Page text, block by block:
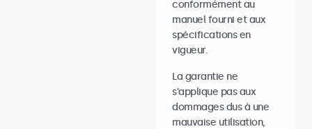
conformément au
manuel fourni et aux
spécifications en
vigueur.
La garantie ne
s’applique pas aux
dommages dus à une
mauvaise utilisation,